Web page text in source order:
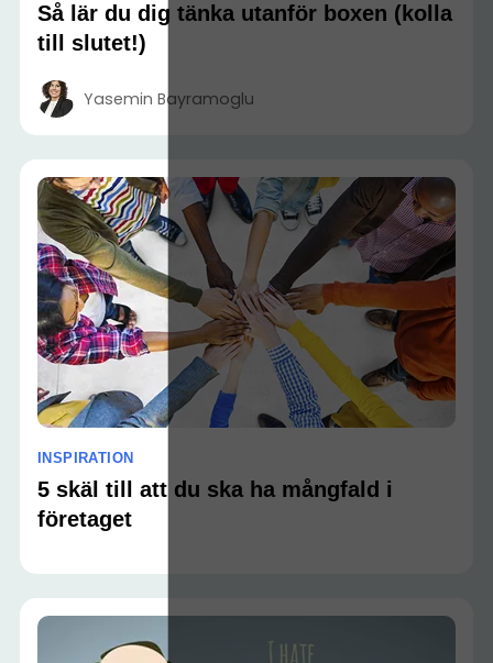
Så lär du dig tänka utanför boxen (kolla
till slutet!)
Yasemin Bayramoglu
INSPIRATION
5 skäl till att du ska ha mångfald i
företaget